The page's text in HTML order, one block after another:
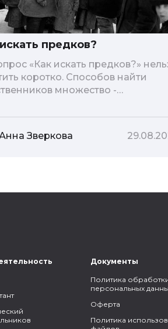
предков?
«Как искать предков?»
коротко. Способов найти
множество -
сети, ДНК-тесты, онлайн-
Именно поэтому мы сделали для
лучших статей блога
Зверкова
Документы
Политика
персональных
Оферта
Политика